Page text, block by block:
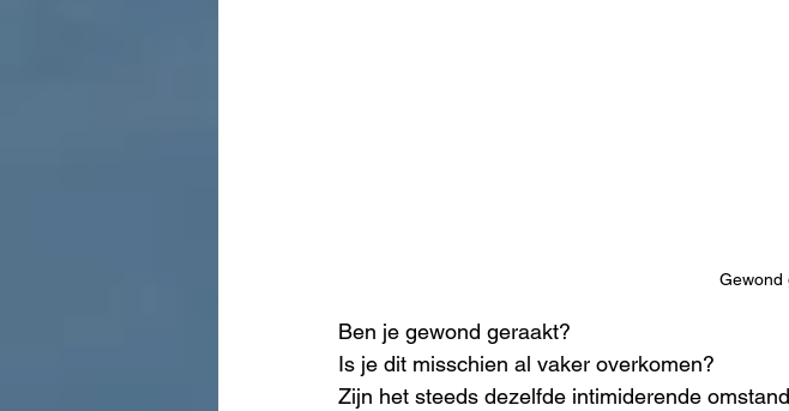
Gewond
Ben je gewond geraakt?
Is je dit misschien al vaker overkomen?
Zijn het steeds dezelfde intimiderende